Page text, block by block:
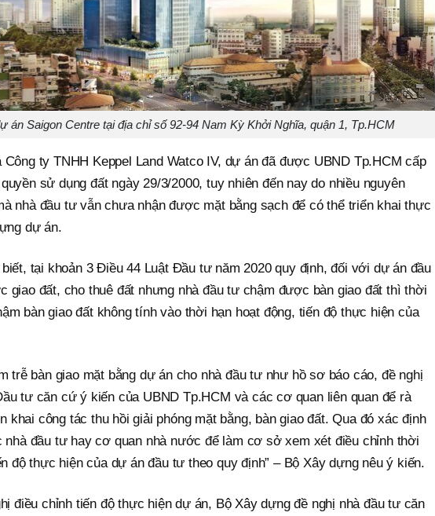
án Saigon Centre tại địa chỉ số 92-94 Nam Kỳ Khởi Nghĩa, quận 1, Tp.HCM
Công ty TNHH Keppel Land Watco IV, dự án đã được UBND Tp.HCM cấp
sử dụng đất ngày 29/3/2000, tuy nhiên đến nay do nhiều nguyên
nhà đầu tư vẫn chưa nhận được mặt bằng sạch để có thể triển khai thực
dự án.
tại khoản 3 Điều 44 Luật Đầu tư năm 2020 quy định, đối với dự án đầu
giao đất, cho thuê đất nhưng nhà đầu tư chậm được bàn giao đất thì thời
bàn giao đất không tính vào thời hạn hoạt động, tiến độ thực hiện của
trễ bàn giao mặt bằng dự án cho nhà đầu tư như hồ sơ báo cáo, đề nghị
tư căn cứ ý kiến của UBND Tp.HCM và các cơ quan liên quan để rà
khai công tác thu hồi giải phóng mặt bằng, bàn giao đất. Qua đó xác định
nhà đầu tư hay cơ quan nhà nước để làm cơ sở xem xét điều chỉnh thời
độ thực hiện của dự án đầu tư theo quy định” – Bộ Xây dựng nêu ý kiến.
điều chỉnh tiến độ thực hiện dự án, Bộ Xây dựng đề nghị nhà đầu tư căn